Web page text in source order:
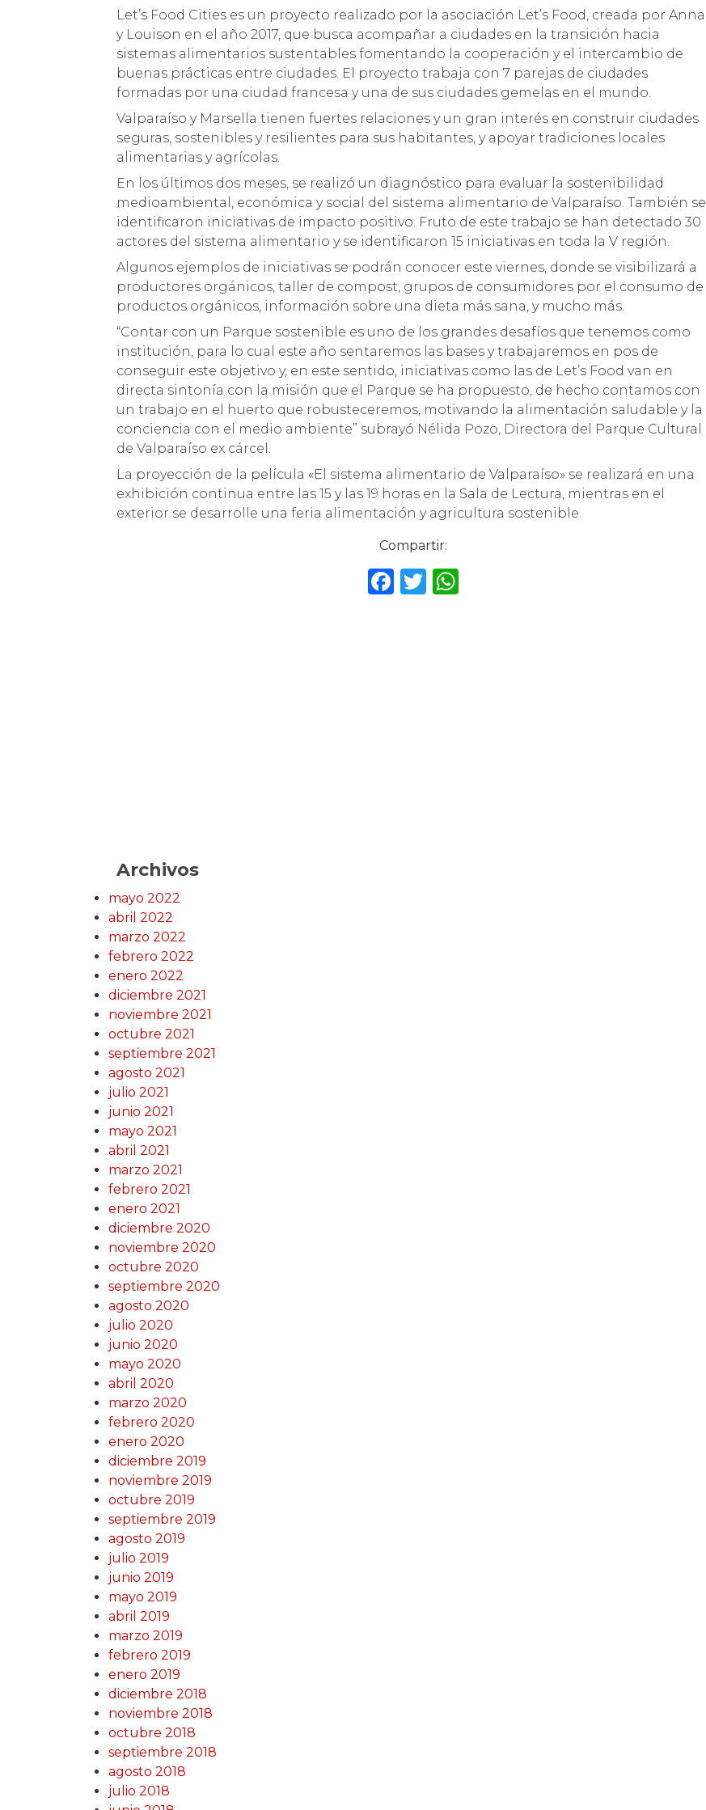
Let’s Food Cities es un proyecto realizado por la asociación Let’s Food, creada por Anna
y Louison en el año 2017, que busca acompañar a ciudades en la transición hacia
sistemas alimentarios sustentables fomentando la cooperación y el intercambio de
buenas prácticas entre ciudades. El proyecto trabaja con 7 parejas de ciudades
formadas por una ciudad francesa y una de sus ciudades gemelas en el mundo.
Valparaíso y Marsella tienen fuertes relaciones y un gran interés en construir ciudades
seguras, sostenibles y resilientes para sus habitantes, y apoyar tradiciones locales
alimentarias y agrícolas.
En los últimos dos meses, se realizó un diagnóstico para evaluar la sostenibilidad
medioambiental, económica y social del sistema alimentario de Valparaíso. También se
identificaron iniciativas de impacto positivo. Fruto de este trabajo se han detectado 30
actores del sistema alimentario y se identificaron 15 iniciativas en toda la V región.
Algunos ejemplos de iniciativas se podrán conocer este viernes, donde se visibilizará a
productores orgánicos, taller de compost, grupos de consumidores por el consumo de
productos orgánicos, información sobre una dieta más sana, y mucho más.
“Contar con un Parque sostenible es uno de los grandes desafíos que tenemos como
institución, para lo cual este año sentaremos las bases y trabajaremos en pos de
conseguir este objetivo y, en este sentido, iniciativas como las de Let’s Food van en
directa sintonía con la misión que el Parque se ha propuesto, de hecho contamos con
un trabajo en el huerto que robusteceremos, motivando la alimentación saludable y la
conciencia con el medio ambiente” subrayó Nélida Pozo, Directora del Parque Cultural
de Valparaíso ex cárcel.
La proyección de la película «El sistema alimentario de Valparaíso» se realizará en una
exhibición continua entre las 15 y las 19 horas en la Sala de Lectura, mientras en el
exterior se desarrolle una feria alimentación y agricultura sostenible.
Compartir:
F T W
Archivos
mayo 2022
abril 2022
marzo 2022
febrero 2022
enero 2022
diciembre 2021
noviembre 2021
octubre 2021
septiembre 2021
agosto 2021
julio 2021
junio 2021
mayo 2021
abril 2021
marzo 2021
febrero 2021
enero 2021
diciembre 2020
noviembre 2020
octubre 2020
septiembre 2020
agosto 2020
julio 2020
junio 2020
mayo 2020
abril 2020
marzo 2020
febrero 2020
enero 2020
diciembre 2019
noviembre 2019
octubre 2019
septiembre 2019
agosto 2019
julio 2019
junio 2019
mayo 2019
abril 2019
marzo 2019
febrero 2019
enero 2019
diciembre 2018
noviembre 2018
octubre 2018
septiembre 2018
agosto 2018
julio 2018